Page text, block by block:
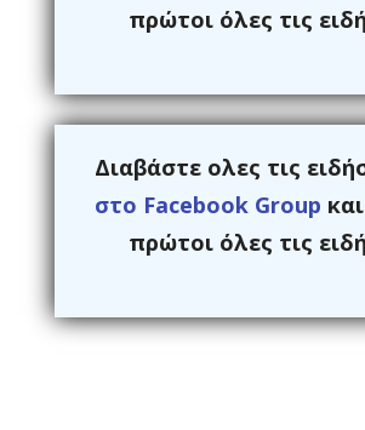
πρώτοι όλες τις
Διαβάστε ολες τις
στο Facebook Group
πρώτοι όλες τις